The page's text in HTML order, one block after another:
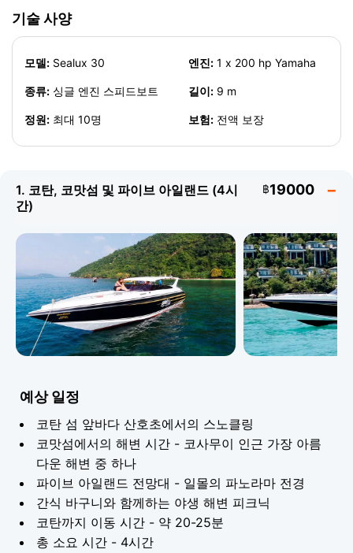
할 수 있습니다. 특히 인기 있는 코스는 본토의 카놈으로 향
하며, 그곳에서 자연 서식지의 희귀한 핑크 돌고래를 볼 수
준비물
수영복과 수건
자외선 차단제
방수 카메라
모자 및 자외선 차단제
기술 사양
모델: Sealux 30 엔진: 1 x 200 hp Yamaha
종류: 싱글 엔진 스피드보트 길이: 9 m
정원: 최대 10명 보험: 전액 보장
1. 코탄, 코맛섬 및 파이브 아일랜드 (4시
간)
฿19000
예상 일정
코탄 섬 앞바다 산호초에서의 스노클링
코맛섬에서의 해변 시간 - 코사무이 인근 가장 아름
다운 해변 중 하나
파이브 아일랜드 전망대 - 일몰의 파노라마 전경
간식 바구니와 함께하는 야생 해변 피크닉
코탄까지 이동 시간 - 약 20-25분
총 소요 시간 - 4시간